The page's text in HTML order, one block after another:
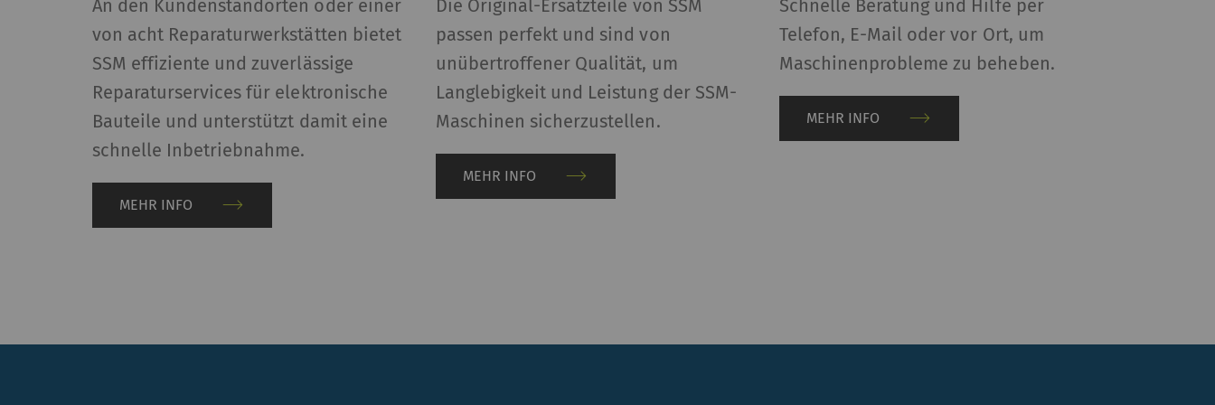
An den Kundenstandorten oder einer
von acht Reparaturwerkstätten bietet
SSM effiziente und zuverlässige
Reparaturservices für elektronische
Bauteile und unterstützt damit eine
schnelle Inbetriebnahme.
MEHR INFO
Die Original-Ersatzteile von SSM
passen perfekt und sind von
unübertroffener Qualität, um
Langlebigkeit und Leistung der SSM-
Maschinen sicherzustellen.
MEHR INFO
Schnelle Beratung und Hilfe per
Telefon, E-Mail oder vor Ort, um
Maschinenprobleme zu beheben.
MEHR INFO
_gid
Registriert eine eindeutige ID. Wird verwendet, um
statistische Daten zu generieren, die die Analyse
des Benutzerverhaltens auf der Website
ermöglichen.
1 Tag HTTP Google
_ga_XXX
statistische Daten zu generieren, die die Analyse
2 Jahre HTTP Google
unserer Website anzuzeigen – und zu reproduzieren